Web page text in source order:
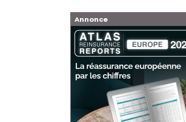
Annonce